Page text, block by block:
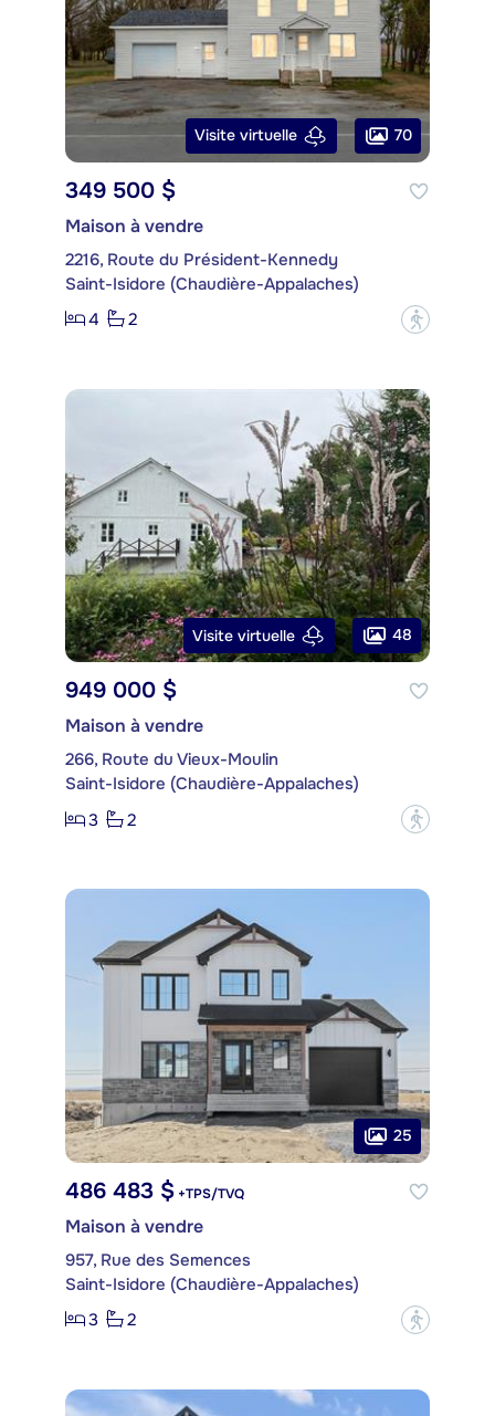
Visite virtuelle 70
349 500 $
Maison à vendre
2216, Route du Président-Kennedy
Saint-Isidore (Chaudière-Appalaches)
4
2 ?
Visite virtuelle 48
949 000 $
Maison à vendre
266, Route du Vieux-Moulin
Saint-Isidore (Chaudière-Appalaches)
3
2 ?
25
486 483 $ +TPS/TVQ
Maison à vendre
957, Rue des Semences
Saint-Isidore (Chaudière-Appalaches)
3
2 ?